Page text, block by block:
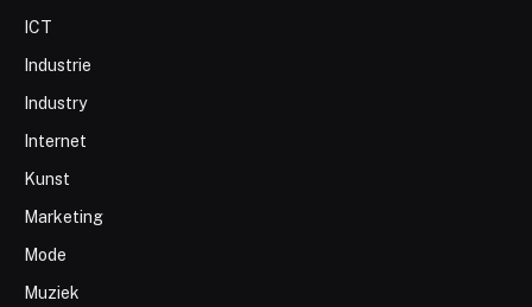
ICT
Industrie
Industry
Internet
Kunst
Marketing
Mode
Muziek